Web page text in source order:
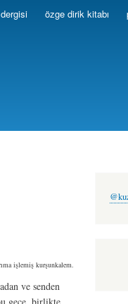
özge dirik kitabı
işlemiş kurşunkalem.
ve senden